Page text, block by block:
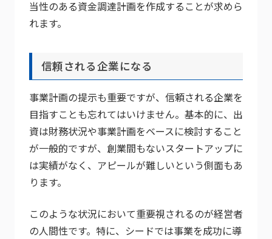
当性のある資金調達計画を作成することが求めら
れます。
信頼される企業になる
事業計画の提示も重要ですが、信頼される企業を
目指すことも忘れてはいけません。基本的に、出
資は財務状況や事業計画をベースに検討すること
が一般的ですが、創業間もないスタートアップに
は実績がなく、アピールが難しいという側面もあ
ります。
このような状況において重要視されるのが経営者
の人間性です。特に、シードでは事業を成功に導